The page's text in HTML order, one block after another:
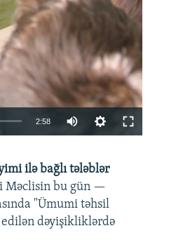
2:58
360p
480p
720p
ilə bağlı tələblər
Məclisin bu gün —
"Ümumi təhsil
dəyişikliklərdə